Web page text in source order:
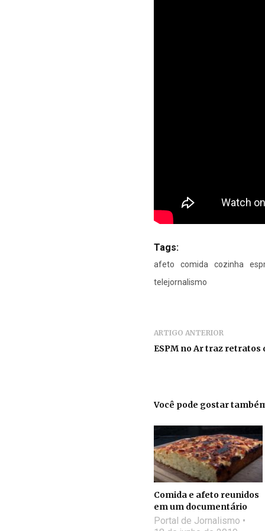
Tags:
afeto comida cozinha
telejornalismo
ARTIGO ANTERIOR
ESPM no Ar traz retratos
Você pode gostar
Comida e afeto reunidos
em um documentário
Portal de Jornalismo